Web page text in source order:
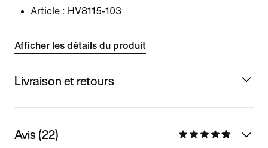
Article : HV8115-103
Afficher les détails du produit
Livraison et retours
Avis (22)